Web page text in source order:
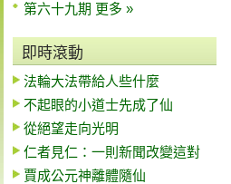
第六十九期 更多 »
即時滾動
法輪大法帶給人些什麼
不起眼的小道士先成了仙
從絕望走向光明
仁者見仁：一則新聞改變這對
賈成公元神離體隨仙